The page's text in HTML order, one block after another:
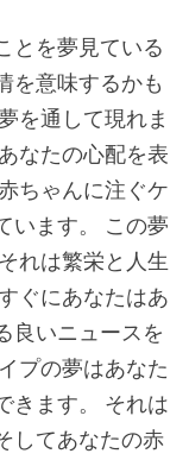
とを夢見ている
を意味するかも
を通して現れま
なたの心配を表
ちゃんに注ぐケ
います。 この夢
れは繁栄と人生
ぐにあなたはあ
良いニュースを
プの夢はあなた
きます。 それは
してあなたの赤